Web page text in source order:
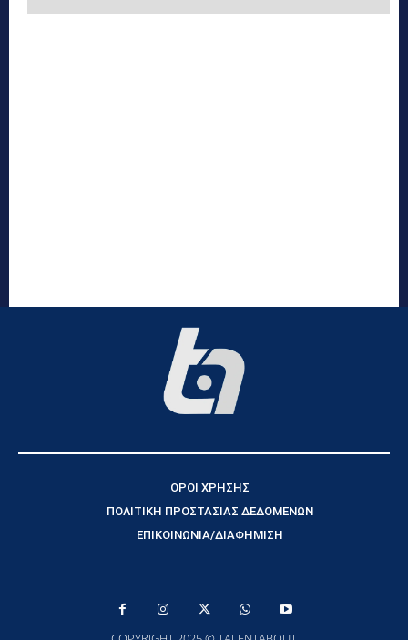
ΟΡΟΙ ΧΡΗΣΗΣ
ΠΟΛΙΤΙΚΗ ΠΡΟΣΤΑΣΙΑΣ ΔΕΔΟΜΕΝΩΝ
ΕΠΙΚΟΙΝΩΝΙΑ/ΔΙΑΦΗΜΙΣΗ